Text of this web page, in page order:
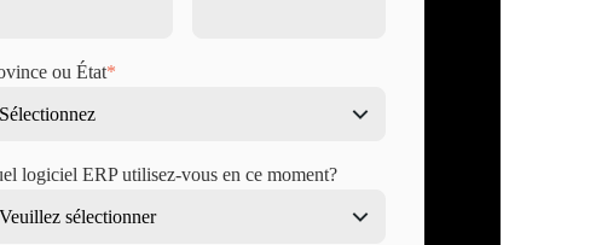
ou État*
logiciel ERP utilisez-vous en ce moment?